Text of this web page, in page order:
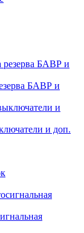
БАВР и
и доп.